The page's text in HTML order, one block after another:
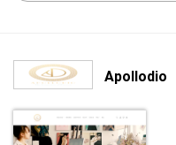
Apollodio